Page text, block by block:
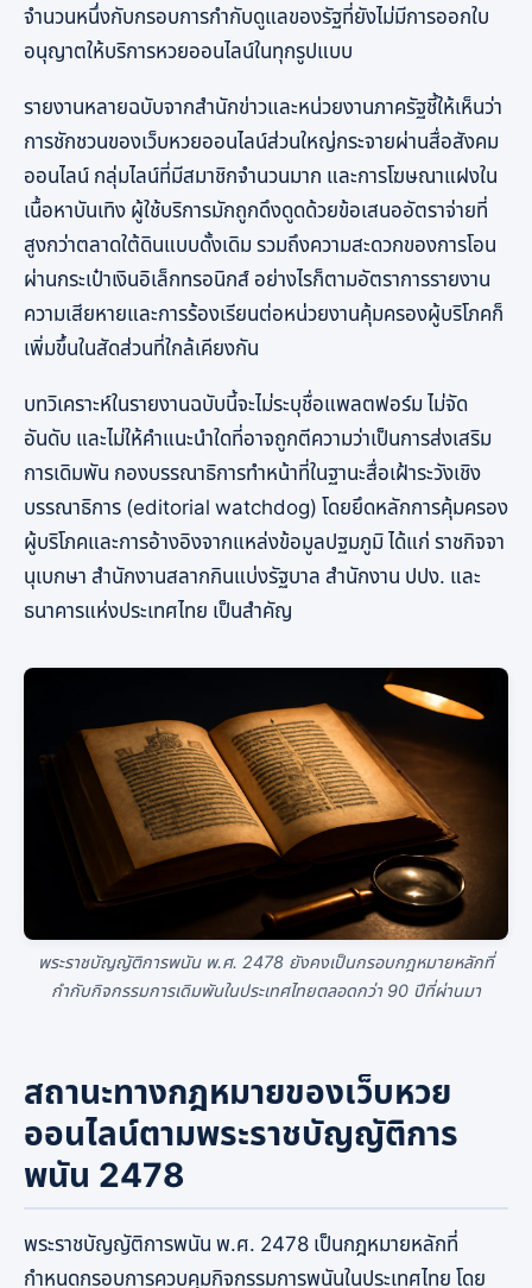
จำนวนหนึ่งกับกรอบการกำกับดูแลของรัฐที่ยังไม่มีการออกใบ
อนุญาตให้บริการหวยออนไลน์ในทุกรูปแบบ
รายงานหลายฉบับจากสำนักข่าวและหน่วยงานภาครัฐชี้ให้เห็นว่า
การชักชวนของเว็บหวยออนไลน์ส่วนใหญ่กระจายผ่านสื่อสังคม
ออนไลน์ กลุ่มไลน์ที่มีสมาชิกจำนวนมาก และการโฆษณาแฝงใน
เนื้อหาบันเทิง ผู้ใช้บริการมักถูกดึงดูดด้วยข้อเสนออัตราจ่ายที่
สูงกว่าตลาดใต้ดินแบบดั้งเดิม รวมถึงความสะดวกของการโอน
ผ่านกระเป๋าเงินอิเล็กทรอนิกส์ อย่างไรก็ตามอัตราการรายงาน
ความเสียหายและการร้องเรียนต่อหน่วยงานคุ้มครองผู้บริโภคก็
เพิ่มขึ้นในสัดส่วนที่ใกล้เคียงกัน
บทวิเคราะห์ในรายงานฉบับนี้จะไม่ระบุชื่อแพลตฟอร์ม ไม่จัด
อันดับ และไม่ให้คำแนะนำใดที่อาจถูกตีความว่าเป็นการส่งเสริม
การเดิมพัน กองบรรณาธิการทำหน้าที่ในฐานะสื่อเฝ้าระวังเชิง
บรรณาธิการ (editorial watchdog) โดยยึดหลักการคุ้มครอง
ผู้บริโภคและการอ้างอิงจากแหล่งข้อมูลปฐมภูมิ ได้แก่ ราชกิจจา
นุเบกษา สำนักงานสลากกินแบ่งรัฐบาล สำนักงาน ปปง. และ
ธนาคารแห่งประเทศไทย เป็นสำคัญ
พระราชบัญญัติการพนัน พ.ศ. 2478 ยังคงเป็นกรอบกฎหมายหลักที่
กำกับกิจกรรมการเดิมพันในประเทศไทยตลอดกว่า 90 ปีที่ผ่านมา
สถานะทางกฎหมายของเว็บหวย
ออนไลน์ตามพระราชบัญญัติการ
พนัน 2478
พระราชบัญญัติการพนัน พ.ศ. 2478 เป็นกฎหมายหลักที่
กำหนดกรอบการควบคุมกิจกรรมการพนันในประเทศไทย โดย